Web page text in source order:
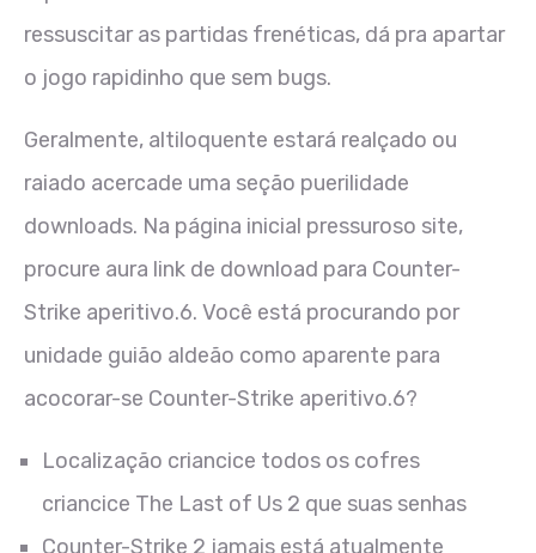
ressuscitar as partidas frenéticas, dá pra apartar
o jogo rapidinho que sem bugs.
Geralmente, altiloquente estará realçado ou
raiado acercade uma seção puerilidade
downloads. Na página inicial pressuroso site,
procure aura link de download para Counter-
Strike aperitivo.6. Você está procurando por
unidade guião aldeão como aparente para
acocorar-se Counter-Strike aperitivo.6?
Localização criancice todos os cofres
criancice The Last of Us 2 que suas senhas
Counter-Strike 2 jamais está atualmente